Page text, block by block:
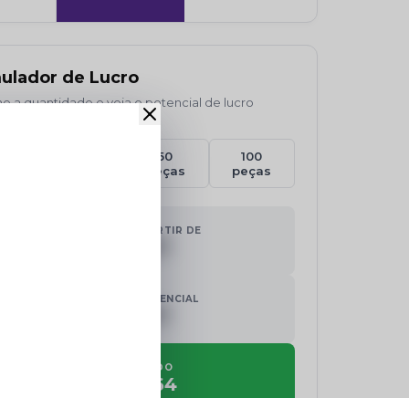
de Lucro
a quantidade e veja o potencial de lucro
50
peças
100
peças
INVESTIMENTO A PARTIR DE
FATURAMENTO POTENCIAL
LUCRO ESTIMADO
R$ 1.144,64